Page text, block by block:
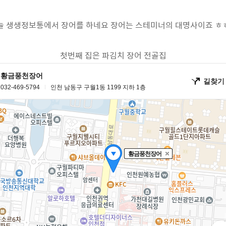
생생정보통에서 장어를 하네요 장어는 스테미너의 대명사이죠 ㅎ
첫번째 집은 파김치 장어 전골집